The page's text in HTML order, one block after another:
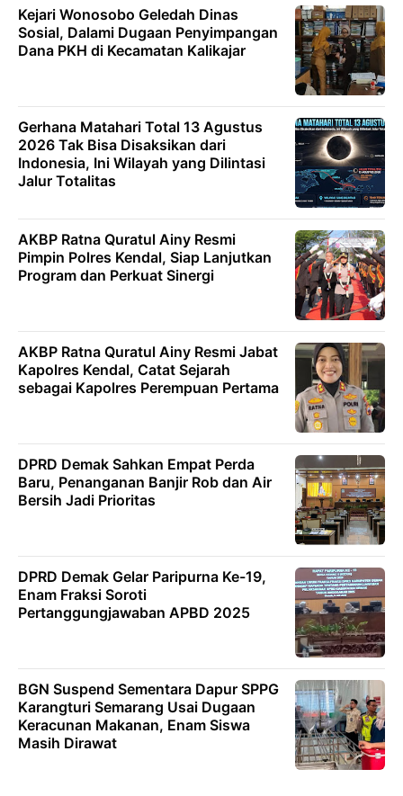
Kejari Wonosobo Geledah Dinas
Sosial, Dalami Dugaan Penyimpangan
Dana PKH di Kecamatan Kalikajar
Gerhana Matahari Total 13 Agustus
2026 Tak Bisa Disaksikan dari
Indonesia, Ini Wilayah yang Dilintasi
Jalur Totalitas
AKBP Ratna Quratul Ainy Resmi
Pimpin Polres Kendal, Siap Lanjutkan
Program dan Perkuat Sinergi
AKBP Ratna Quratul Ainy Resmi Jabat
Kapolres Kendal, Catat Sejarah
sebagai Kapolres Perempuan Pertama
DPRD Demak Sahkan Empat Perda
Baru, Penanganan Banjir Rob dan Air
Bersih Jadi Prioritas
DPRD Demak Gelar Paripurna Ke-19,
Enam Fraksi Soroti
Pertanggungjawaban APBD 2025
BGN Suspend Sementara Dapur SPPG
Karangturi Semarang Usai Dugaan
Keracunan Makanan, Enam Siswa
Masih Dirawat